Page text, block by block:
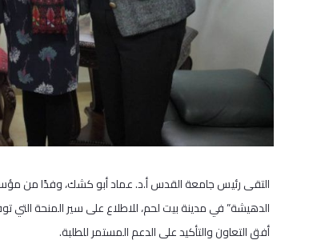
التقى رئيس جامعة القدس أ.د. عماد أبو كشك، وفدًا من
الدهيشة” في مدينة بيت لحم، للاطلاع على سير المنحة
أفق التعاون والتأكيد على الدعم المستمر للطلبة.